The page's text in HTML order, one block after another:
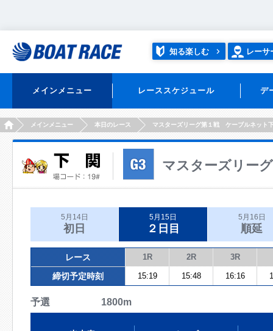
知る楽しむ レーサ
メインメニュー レーススケジュール デ
HOMEメインメニュー 本日のレース マスターズリーグ第１戦 ケーブルネット
マスターズリー
5月14日
初日
5月15日
２日目
5月16日
順延
レース 1R 2R 3R
締切予定時刻 15:19 15:48 16:16
予選 1800m